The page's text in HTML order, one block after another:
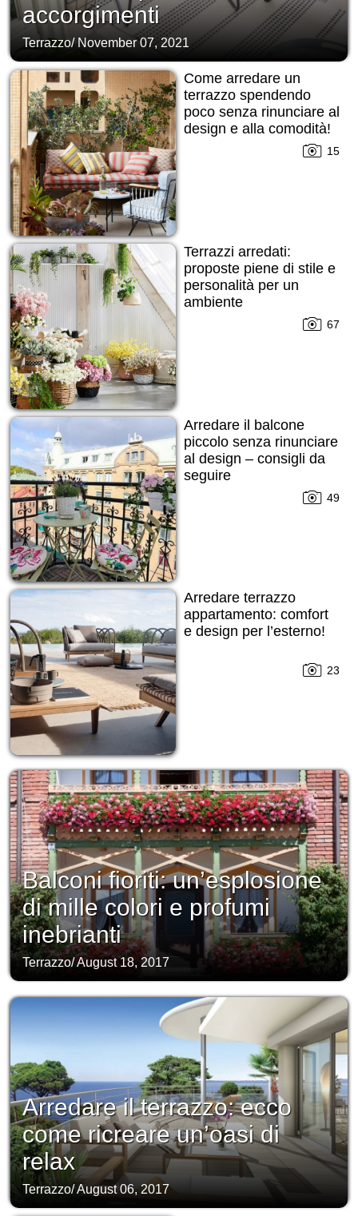
accorgimenti
Terrazzo/ November 07, 2021
Come arredare un
terrazzo spendendo
poco senza rinunciare al
design e alla comodità!
15
Terrazzi arredati:
proposte piene di stile e
personalità per un
ambiente
67
Arredare il balcone
piccolo senza rinunciare
al design – consigli da
seguire
49
Arredare terrazzo
appartamento: comfort
e design per l’esterno!
23
Balconi fioriti: un’esplosione
di mille colori e profumi
inebrianti
Terrazzo/August 18, 2017
Arredare il terrazzo: ecco
come ricreare un’oasi di
relax
Terrazzo/August 06, 2017